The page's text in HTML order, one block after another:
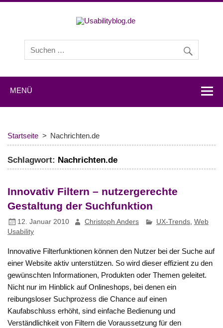
Experten zu den Themen Usability und User Experience.
MENÜ
Startseite Nachrichten.de
Schlagwort: Nachrichten.de
Innovativ Filtern – nutzergerechte
Gestaltung der Suchfunktion
12. Januar 2010 Christoph Anders UX-Trends, Web
Usability
Innovative Filterfunktionen können den Nutzer bei der Suche auf
einer Website aktiv unterstützen. So wird dieser effizient zu den
gewünschten Informationen, Produkten oder Themen geleitet.
Nicht nur im Hinblick auf Onlineshops, bei denen ein
reibungsloser Suchprozess die Chance auf einen
Kaufabschluss erhöht, sind einfache Bedienung und
Verständlichkeit von Filtern die Voraussetzung für den